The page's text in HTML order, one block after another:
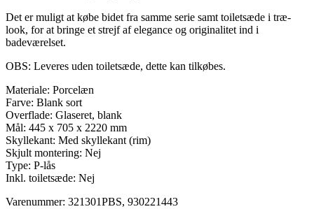
Det er muligt at købe bidet fra samme serie samt toiletsæde i træ-
look, for at bringe et strejf af elegance og originalitet ind i
badeværelset.
OBS: Leveres uden toiletsæde, dette kan tilkøbes.
Materiale: Porcelæn
Farve: Blank sort
Overflade: Glaseret, blank
Mål: 445 x 705 x 2220 mm
Skyllekant: Med skyllekant (rim)
Skjult montering: Nej
Type: P-lås
Inkl. toiletsæde: Nej
Varenummer: 321301PBS, 930221443